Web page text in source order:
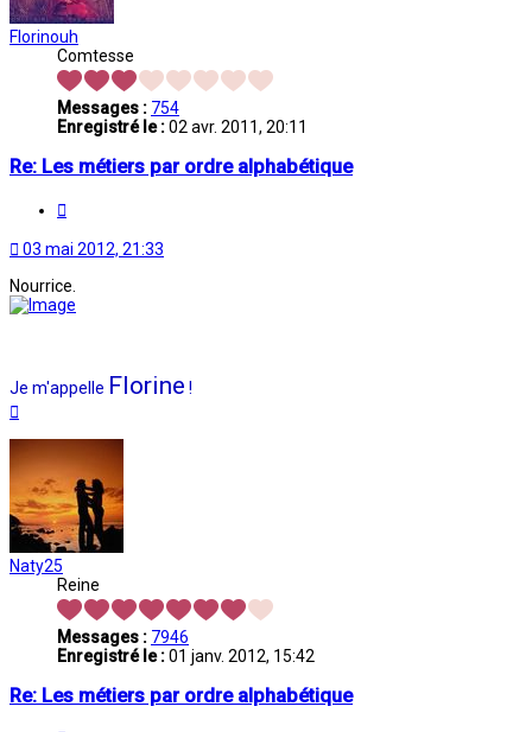
Florinouh
Comtesse
Messages : 754
Enregistré le :02 avr. 2011, 20:11
Re: Les métiers par ordre alphabétique
03 mai 2012, 21:33
Nourrice.
Je m'appelle Florine !
Naty25
Reine
Messages : 7946
Enregistré le :01 janv. 2012, 15:42
Re: Les métiers par ordre alphabétique